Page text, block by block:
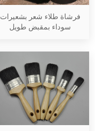
فرشاة طلاء شعر بشعيرات
سوداء بمقبض طويل